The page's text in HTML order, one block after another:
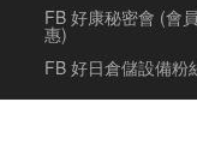
FB 好康秘密會 (會
惠)
FB 好日倉儲設備粉